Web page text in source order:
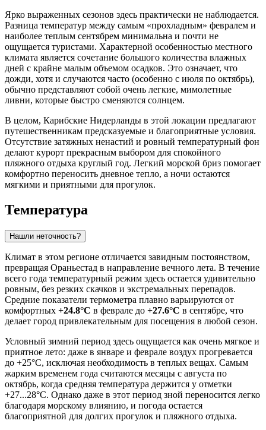
Ярко выраженных сезонов здесь практически не наблюдается.
Разница температур между самым «прохладным» февралем и
наиболее теплым сентябрем минимальна и почти не
ощущается туристами. Характерной особенностью местного
климата является сочетание большого количества влажных
дней с крайне малым объемом осадков. Это означает, что
дожди, хотя и случаются часто (особенно с июля по октябрь),
обычно представляют собой очень легкие, мимолетные
ливни, которые быстро сменяются солнцем.
В целом, Карибские Нидерланды в этой локации предлагают
путешественникам предсказуемые и благоприятные условия.
Отсутствие затяжных ненастий и ровный температурный фон
делают курорт прекрасным выбором для спокойного
пляжного отдыха круглый год. Легкий морской бриз помогает
комфортно переносить дневное тепло, а ночи остаются
мягкими и приятными для прогулок.
Температура
Нашли неточность?
Климат в этом регионе отличается завидным постоянством,
превращая Ораньестад в направление вечного лета. В течение
всего года температурный режим здесь остается удивительно
ровным, без резких скачков и экстремальных перепадов.
Средние показатели термометра плавно варьируются от
комфортных +24.8°C в феврале до +27.6°C в сентябре, что
делает город привлекательным для посещения в любой сезон.
Условный зимний период здесь ощущается как очень мягкое и
приятное лето: даже в январе и феврале воздух прогревается
до +25°C, исключая необходимость в теплых вещах. Самым
жарким временем года считаются месяцы с августа по
октябрь, когда средняя температура держится у отметки
+27...28°C. Однако даже в этот период зной переносится легко
благодаря морскому влиянию, и погода остается
благоприятной для долгих прогулок и пляжного отдыха.